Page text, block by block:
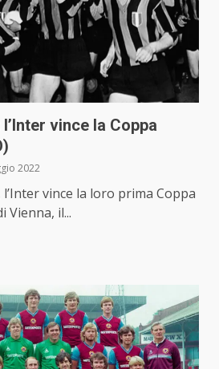
vince la Coppa
2022
vince la loro prima Coppa
Vienna, il...